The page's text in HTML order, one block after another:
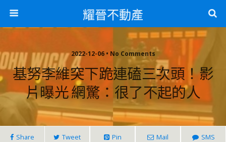
耀晉不動產
2022-12-06 • No Comments
基努李維突下跪連磕三次頭！影
片曝光 網驚：很了不起的人
Share Tweet Pin Mail SMS